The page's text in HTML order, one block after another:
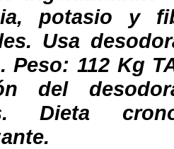
potasio y
Usa
Peso: 112 Kg
del
Dieta